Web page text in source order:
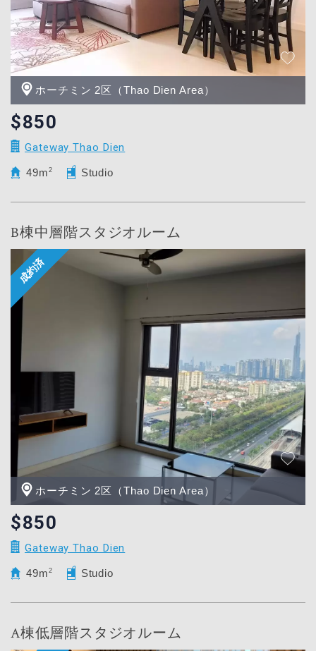
ホーチミン 2区（Thao Dien Area）
$850
Gateway Thao Dien
49m 2 Studio
B棟中層階スタジオルーム
ホーチミン 2区（Thao Dien Area）
$850
Gateway Thao Dien
49m 2 Studio
A棟低層階スタジオルーム